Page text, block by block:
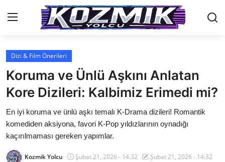
Anasayfa
İletişim
Genel
Anime Önerileri
Kore Dünyası
Dizi & Film Önerileri
Koruma ve Ünlü Aşkını Anlatan
Kore Dizileri: Kalbimiz Erimedi mi?
En iyi koruma ve ünlü aşkı temalı K-Drama dizileri! Romantik
komediden aksiyona, favori K-Pop yıldızlarının oynadığı
kaçırılmaması gereken yapımlar.
Kozmik Yolcu Şubat 21, 2026 - 14:32
Şubat 21, 2026 - 14:32